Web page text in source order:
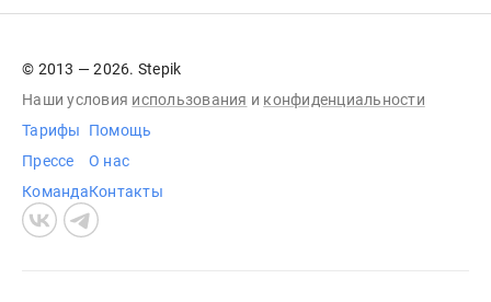
© 2013 — 2026. Stepik
Наши условия использования и конфиденциальности
Тарифы
Прессе
Команда
Помощь
О нас
Контакты